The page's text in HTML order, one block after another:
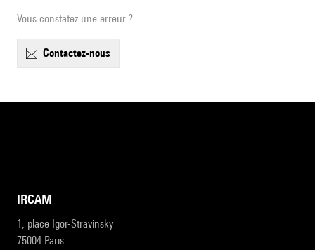
Vous constatez une erreur ?
contactez-nous
IRCAM
1, place Igor-Stravinsky
75004 Paris